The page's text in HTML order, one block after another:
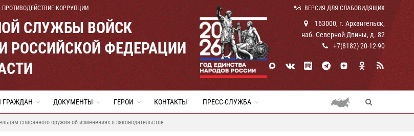
ПРОТИВОДЕЙСТВИЕ КОРРУПЦИИ ВЕРСИЯ ДЛЯ СЛАБОВИДЯЩИХ
СЛУЖБЫ ВОЙСК
РОССИЙСКОЙ ФЕДЕРАЦИИ
163000, г. Архангельск,
наб. Северной Двины, д. 82
+7(8182) 20-12-90
ГРАЖДАН ДОКУМЕНТЫ ГЕРОИ КОНТАКТЫ ПРЕСС-СЛУЖБА
списанного оружия об изменениях в законодательстве